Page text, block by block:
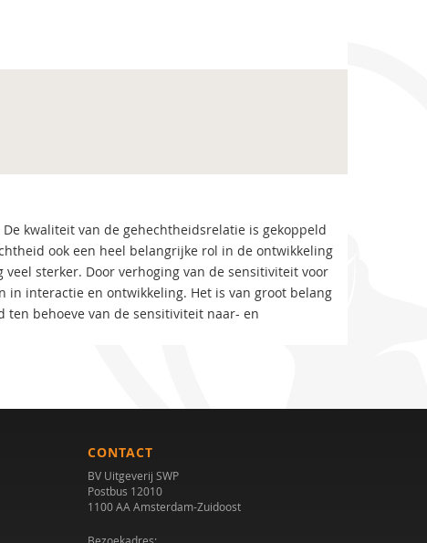
kwaliteit van de gehechtheidsrelatie is gekoppeld
ook een heel belangrijke rol in de ontwikkeling
sterker. Door verhoging van de sensitiviteit voor
interactie en ontwikkeling. Het is van groot belang
behoeve van de sensitiviteit naar- en
CONTACT
BV Uitgeverij SWP
Postbus 12010
1100 AA Amsterdam-Zuidoost